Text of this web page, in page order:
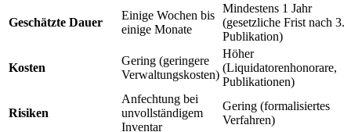
Geschätzte Dauer
Einige Wochen bis
einige Monate
Mindestens 1 Jahr
(gesetzliche Frist nach 3.
Publikation)
Kosten
Gering (geringere
Verwaltungskosten)
Höher
(Liquidatorenhonorare,
Publikationen)
Risiken
Anfechtung bei
unvollständigem
Inventar
Gering (formalisiertes
Verfahren)